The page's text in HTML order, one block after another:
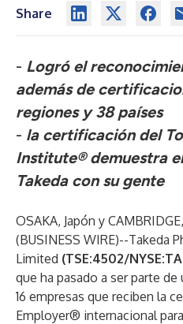
Share
- Logró el
además de
regiones y 38 países
- la certificación del
Institute® demuestra
Takeda con su gente
OSAKA, Japón y
(BUSINESS WIRE)--Takeda
Limited (TSE:4502/
que ha pasado a ser parte
16 empresas que reciben la
Employer® internacional